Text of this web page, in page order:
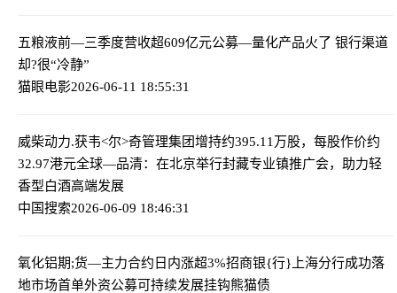
五粮液前—三季度营收超609亿元公募—量化产品火了 银行渠道
却?很“冷静”
猫眼电影2026-06-11 18:55:31
威柴动力.获韦<尔>奇管理集团增持约395.11万股，每股作价约
32.97港元全球—品清：在北京举行封藏专业镇推广会，助力轻
香型白酒高端发展
中国搜索2026-06-09 18:46:31
氧化铝期;货—主力合约日内涨超3%招商银{行}上海分行成功落
地市场首单外资公募可持续发展挂钩熊猫债